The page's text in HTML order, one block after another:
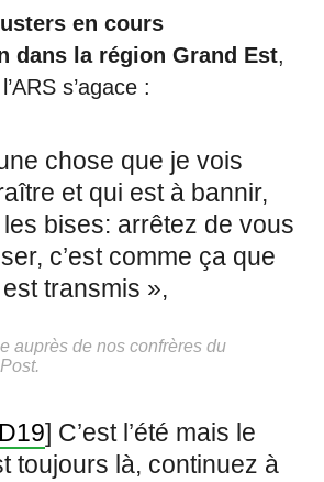
en cours
dans la région Grand Est,
s’agace :
chose que je vois
et qui est à bannir,
bises: arrêtez de vous
c’est comme ça que
est transmis »,
auprès de nos confrères du
] C’est l’été mais le
toujours là, continuez à